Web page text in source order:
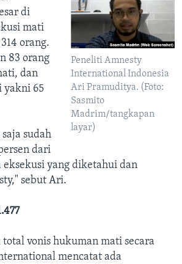
Peneliti Amnesty
International Indonesia
Ari Pramuditya. (Foto:
Sasmito
Madrim/tangkapan
layar)
di
mati
orang.
83 orang
dan
yakni 65
sudah
dari
eksekusi yang diketahui dan
sebut Ari.
vonis hukuman mati secara
mencatat ada